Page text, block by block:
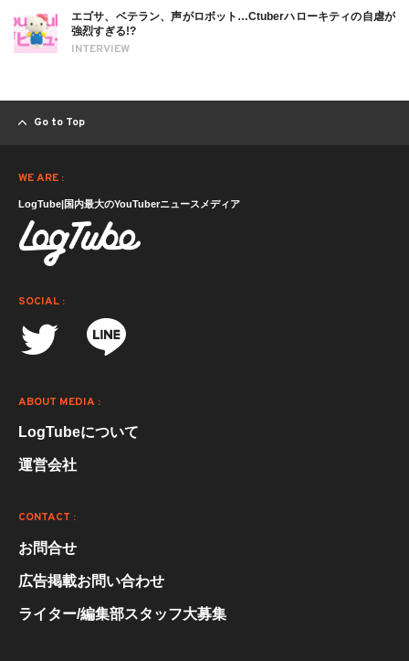
INTERVIEW
エゴサ、ベテラン、声がロボット…Ctuberハローキティの自虐が
強烈すぎる!?
Go to Top
WE ARE :
LogTube|国内最大のYouTuberニュースメディア
SOCIAL :
ABOUT MEDIA :
LogTubeについて
運営会社
CONTACT :
お問合せ
広告掲載お問い合わせ
ライター/編集部スタッフ大募集